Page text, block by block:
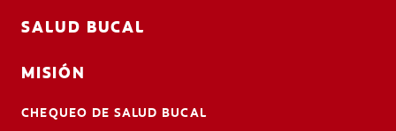
SALUD BUCAL
MISIÓN
CHEQUEO DE SALUD BUCAL